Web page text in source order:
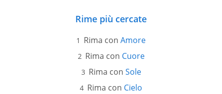
Rime più cercate
Rima con Amore
Rima con Cuore
Rima con Sole
Rima con Cielo